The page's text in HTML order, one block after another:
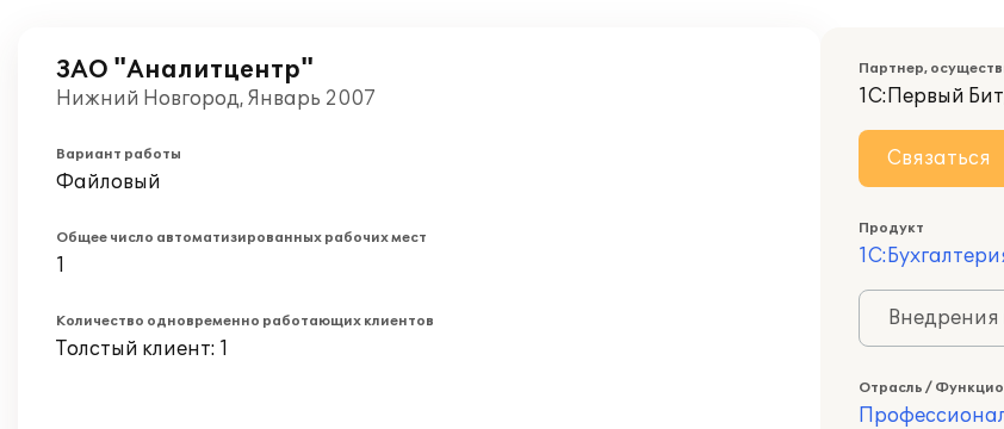
ЗАО "Аналитцентр"
Нижний Новгород, Январь 2007
Вариант работы
Файловый
Общее число автоматизированных рабочих мест
1
Количество одновременно работающих клиентов
Толстый клиент: 1
Партнер,
1С:Первый
Связаться
Продукт
Внедрения
Отрасль /